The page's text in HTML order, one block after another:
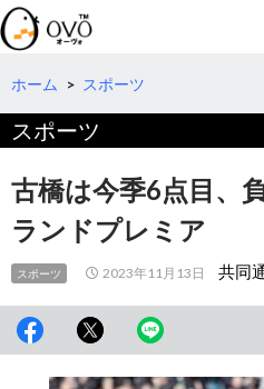
検
索
コ
テ
へ
ホーム > スポーツ
スポーツ
古橋は今季6点目、
ランドプレミア
スポーツ 2023年11月13日 共同